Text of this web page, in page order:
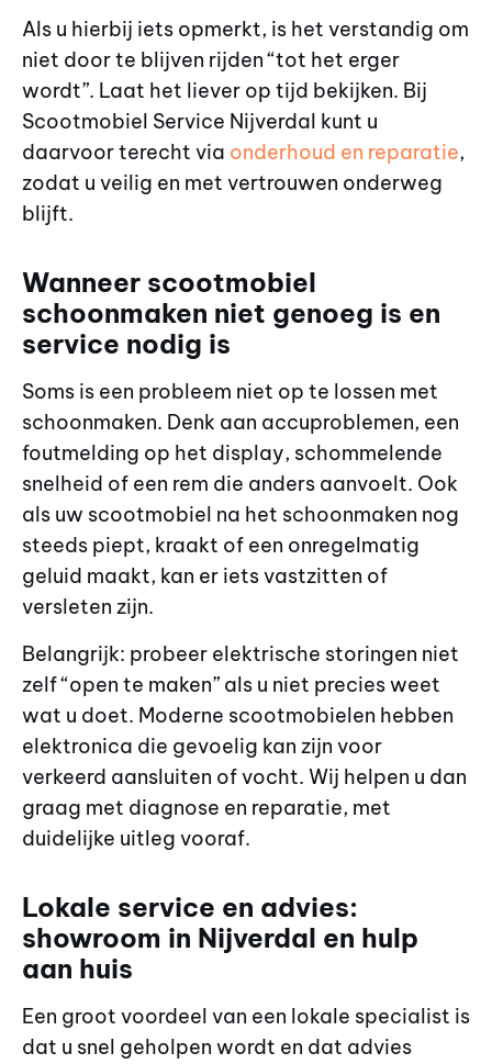
Als u hierbij iets opmerkt, is het verstandig om
niet door te blijven rijden “tot het erger
wordt”. Laat het liever op tijd bekijken. Bij
Scootmobiel Service Nijverdal kunt u
daarvoor terecht via onderhoud en reparatie,
zodat u veilig en met vertrouwen onderweg
blijft.
Wanneer scootmobiel
schoonmaken niet genoeg is en
service nodig is
Soms is een probleem niet op te lossen met
schoonmaken. Denk aan accuproblemen, een
foutmelding op het display, schommelende
snelheid of een rem die anders aanvoelt. Ook
als uw scootmobiel na het schoonmaken nog
steeds piept, kraakt of een onregelmatig
geluid maakt, kan er iets vastzitten of
versleten zijn.
Belangrijk: probeer elektrische storingen niet
zelf “open te maken” als u niet precies weet
wat u doet. Moderne scootmobielen hebben
elektronica die gevoelig kan zijn voor
verkeerd aansluiten of vocht. Wij helpen u dan
graag met diagnose en reparatie, met
duidelijke uitleg vooraf.
Lokale service en advies:
showroom in Nijverdal en hulp
aan huis
Een groot voordeel van een lokale specialist is
dat u snel geholpen wordt en dat advies